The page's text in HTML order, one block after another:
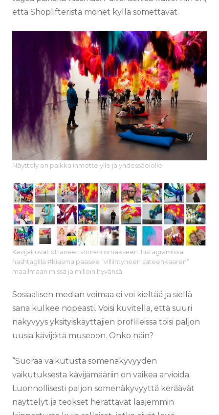
että Shoplifteristä monet kyllä somettavat.
Näyttely on paikka ihmettelylle ja yhdessäololle.
Kävijät ovat ottaneet somen omakseen. Instagramissa
hashtagilla #kiasma pääsee ”villiintyneen sateenkaaren”
maailmaan missä ja milloin hyvänsä.
Sosiaalisen median voimaa ei voi kieltää ja siellä
sana kulkee nopeasti. Voisi kuvitella, että suuri
näkyvyys yksityiskäyttäjien profiileissa toisi paljon
uusia kävijöitä museoon. Onko näin?
“Suoraa vaikutusta somenäkyvyyden
vaikutuksesta kävijämääriin on vaikea arvioida.
Luonnollisesti paljon somenäkyvyyttä keräävät
näyttelyt ja teokset herättävät laajemmin